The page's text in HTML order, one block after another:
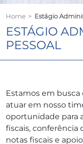
Home > Estágio
ESTÁGIO
PESSOAL
Estamos em busca
atuar em nosso
oportunidade para
fiscais, conferência
notas fiscais e